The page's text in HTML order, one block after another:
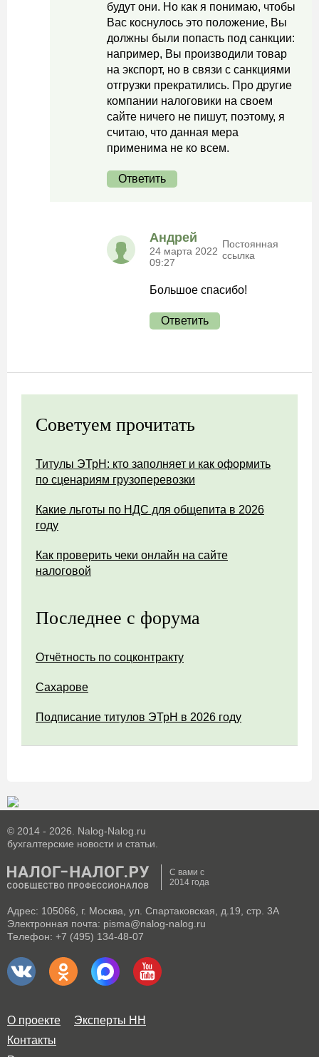
будут они. Но как я понимаю, чтобы
Вас коснулось это положение, Вы
должны были попасть под санкции:
например, Вы производили товар
на экспорт, но в связи с санкциями
отгрузки прекратились. Про другие
компании налоговики на своем
сайте ничего не пишут, поэтому, я
считаю, что данная мера
применима не ко всем.
Ответить
Андрей
24 марта 2022
09:27
Постоянная
ссылка
Большое спасибо!
Ответить
Советуем прочитать
Титулы ЭТрН: кто заполняет и как оформить
по сценариям грузоперевозки
Какие льготы по НДС для общепита в 2026
году
Как проверить чеки онлайн на сайте
налоговой
Последнее с форума
Отчётность по соцконтракту
Сахарове
Подписание титулов ЭТрН в 2026 году
© 2014 - 2026. Nalog-Nalog.ru
бухгалтерские новости и статьи.
С вами с
2014 года
Адрес: 105066, г. Москва, ул. Спартаковская, д.19, стр. 3А
Электронная почта: pisma@nalog-nalog.ru
Телефон: +7 (495) 134-48-07
О проекте
Эксперты НН
Контакты